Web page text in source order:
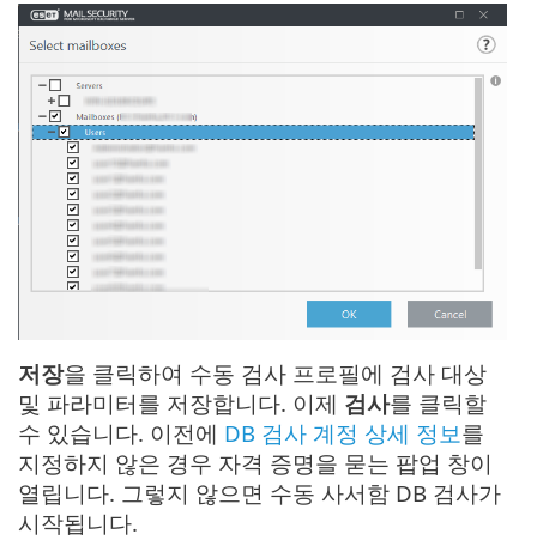
저장을 클릭하여 수동 검사 프로필에 검사 대상
및 파라미터를 저장합니다. 이제 검사를 클릭할
수 있습니다. 이전에 DB 검사 계정 상세 정보를
지정하지 않은 경우 자격 증명을 묻는 팝업 창이
열립니다. 그렇지 않으면 수동 사서함 DB 검사가
시작됩니다.